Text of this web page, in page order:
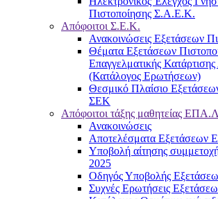
Πιστοποίησης Σ.Α.Ε.Κ.
Απόφοιτοι Σ.Ε.Κ.
Ανακοινώσεις Εξετάσεων
Θέματα Εξετάσεων
Επαγγελματικής
(Κατάλογος Ερωτήσεων)
Θεσμικό Πλαίσιο
ΣΕΚ
Απόφοιτοι τάξης μαθητείας
Ανακοινώσεις
Αποτελέσματα
Υποβολή αίτησης
2025
Οδηγός Υποβολής
Συχνές Ερωτήσεις